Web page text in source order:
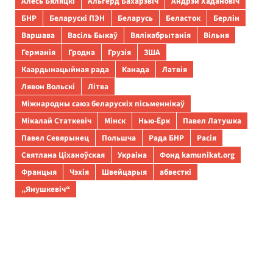
БНР
Беларускі ПЭН Беларусь Беласток
Берлін
Варшава
Васіль Быкаў Вялікабрытанія
Вільня
Германія
Гродна Грузія
ЗША
Каардынацыйная рада
Канада
Латвія
Лявон Вольскі
Літва
Міжнародны саюз беларускіх пісьменнікаў
Мікалай Статкевіч
Мінск Нью-Ёрк
Павел Латушка
Павел Севярынец
Польшча Рада БНР
Расія
Святлана Ціханоўская
Украіна
Фонд kamunikat.org
Францыя
Чэхія Швейцарыя
абвесткі
„Янушкевіч“